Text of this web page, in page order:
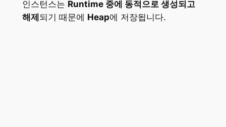
인스턴스는 Runtime 중에 동적으로 생성되고
해제되기 때문에 Heap에 저장됩니다.